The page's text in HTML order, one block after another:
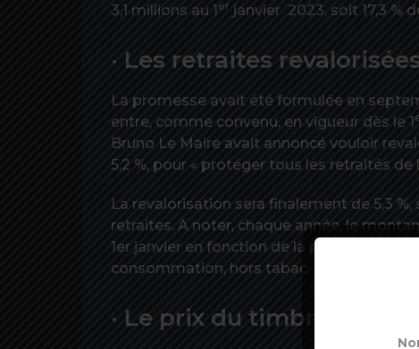
3,1 millions au 1 er janvier 2023, soit 17,3 %
· Les retraites
La promesse avait été formulée en
entre, comme convenu, en vigueur dès le 1
Bruno Le Maire avait annoncé vouloir
5,2 %, pour « protéger tous les retraités de
La revalorisation sera finalement de 5,3
retraites. A noter, chaque année, le
1er janvier en fonction de la progression
consommation, hors tabac.
· Le prix du timbre en